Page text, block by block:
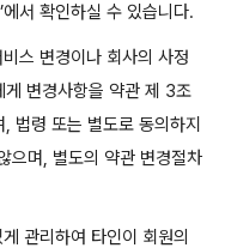
서 확인하실 수 있습니다.
스 변경이나 회사의 사정
게 변경사항을 약관 제 3조
법령 또는 별도로 동의하지
으며, 별도의 약관 변경절차
관리하여 타인이 회원의